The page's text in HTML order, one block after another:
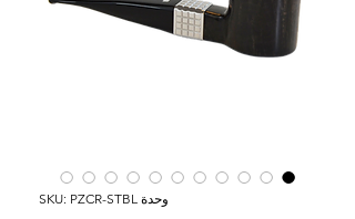
وحدة SKU: PZCR-STBL